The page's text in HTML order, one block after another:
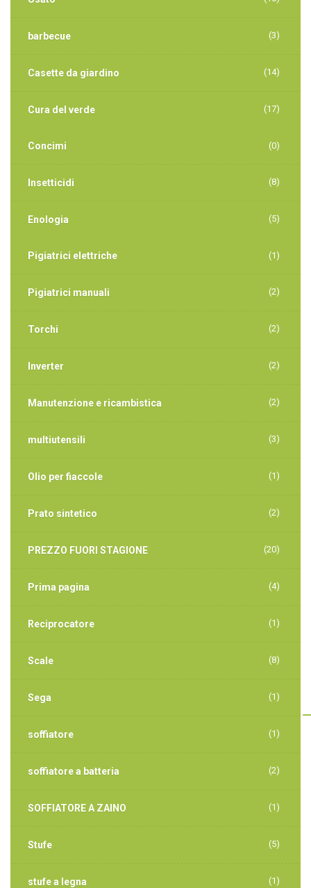
barbecue (3)
Casette da giardino (14)
Cura del verde (17)
Concimi (0)
Insetticidi (8)
Enologia (5)
Pigiatrici elettriche (1)
Pigiatrici manuali (2)
Torchi (2)
Inverter (2)
Manutenzione e ricambistica (2)
multiutensili (3)
Olio per fiaccole (1)
Prato sintetico (2)
PREZZO FUORI STAGIONE (20)
Prima pagina (4)
Reciprocatore (1)
Scale (8)
Sega (1)
soffiatore (1)
soffiatore a batteria (2)
SOFFIATORE A ZAINO (1)
Stufe (5)
stufe a legna (1)